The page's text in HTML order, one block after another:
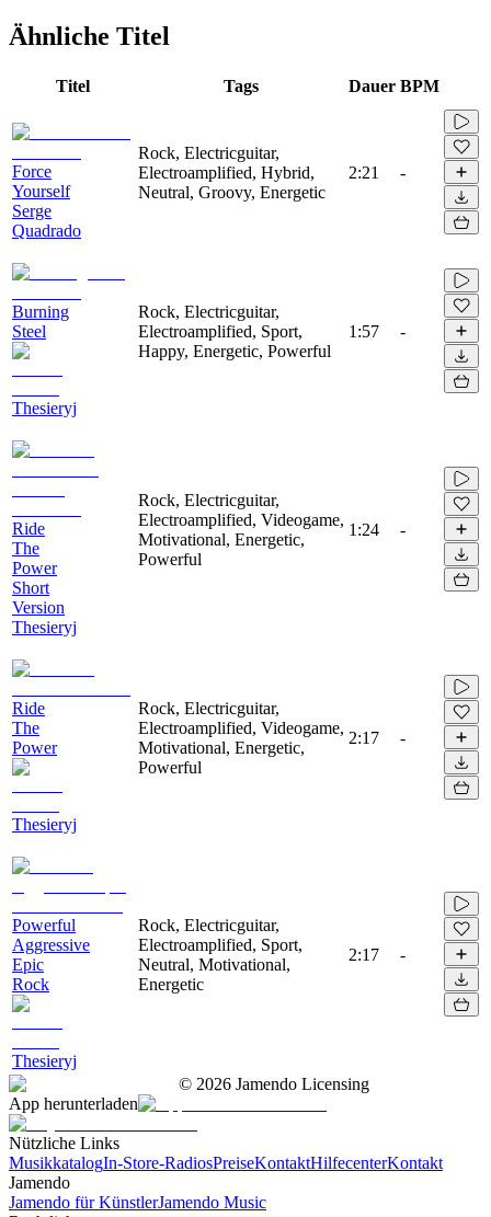
Ähnliche Titel
Titel Tags Dauer BPM
Force
Yourself
Serge
Quadrado
Rock, Electricguitar,
Electroamplified, Hybrid,
Neutral, Groovy, Energetic
2:21 -
Burning
Steel
Thesieryj
Rock, Electricguitar,
Electroamplified, Sport,
Happy, Energetic, Powerful
1:57 -
Ride
The
Power
Short
Version
Thesieryj
Rock, Electricguitar,
Electroamplified, Videogame,
Motivational, Energetic,
Powerful
1:24 -
Ride
The
Power
Thesieryj
Rock, Electricguitar,
Electroamplified, Videogame,
Motivational, Energetic,
Powerful
2:17 -
Powerful
Aggressive
Epic
Rock
Thesieryj
Rock, Electricguitar,
Electroamplified, Sport,
Neutral, Motivational,
Energetic
2:17 -
© 2026 Jamendo Licensing
App herunterladen
Nützliche Links
MusikkatalogIn-Store-RadiosPreiseKontaktHilfecenterKontakt
Jamendo
Jamendo für KünstlerJamendo Music